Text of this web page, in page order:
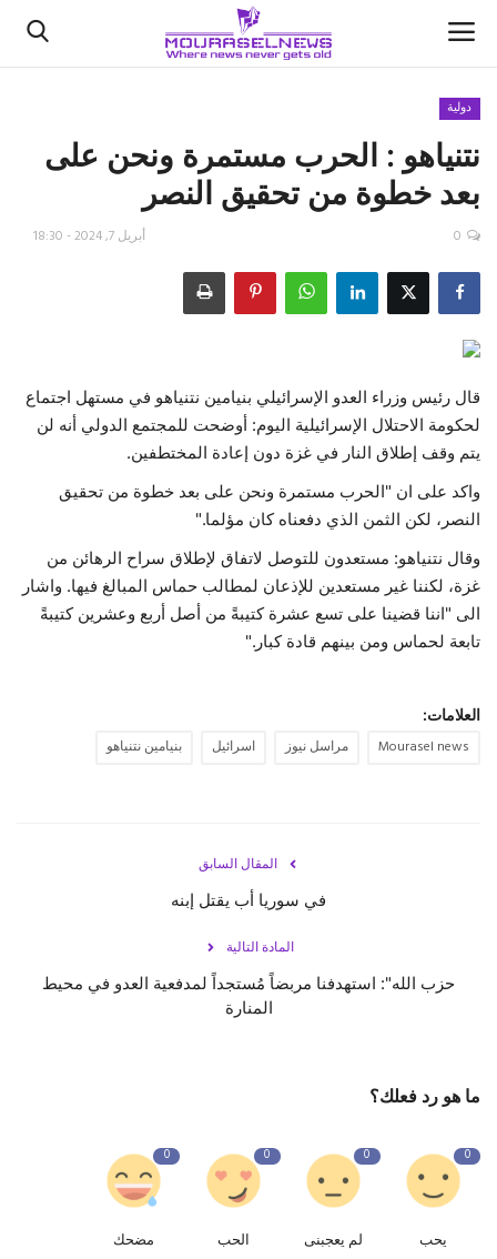
الأخبار
كتّابنا
اقتصاد
رياضة
فيديو
حياة
دولية
نتنياهو : الحرب مستمرة ونحن على
بعد خطوة من تحقيق النصر
أبريل 7, 2024 - 18:30 0
قال رئيس وزراء العدو الإسرائيلي بنيامين نتنياهو في مستهل اجتماع
لحكومة الاحتلال الإسرائيلية اليوم: أوضحت للمجتمع الدولي أنه لن
يتم وقف إطلاق النار في غزة دون إعادة المختطفين.
واكد على ان "الحرب مستمرة ونحن على بعد خطوة من تحقيق
النصر، لكن الثمن الذي دفعناه كان مؤلما."
وقال نتنياهو: مستعدون للتوصل لاتفاق لإطلاق سراح الرهائن من
غزة، لكننا غير مستعدين للإذعان لمطالب حماس المبالغ فيها. واشار
الى "اننا قضينا على تسع عشرة كتيبةً من أصل أربع وعشرين كتيبةً
تابعة لحماس ومن بينهم قادة كبار."
العلامات:
Mourasel news مراسل نيوز اسرائيل بنيامين نتنياهو
المقال السابق
في سوريا أب يقتل إبنه
المادة التالية
حزب الله": استهدفنا مربضاً مُستجداً لمدفعية العدو في محيط
المنارة
ما هو رد فعلك؟
0
يحب
0
لم يعجبنى
0
الحب
0
مضحك